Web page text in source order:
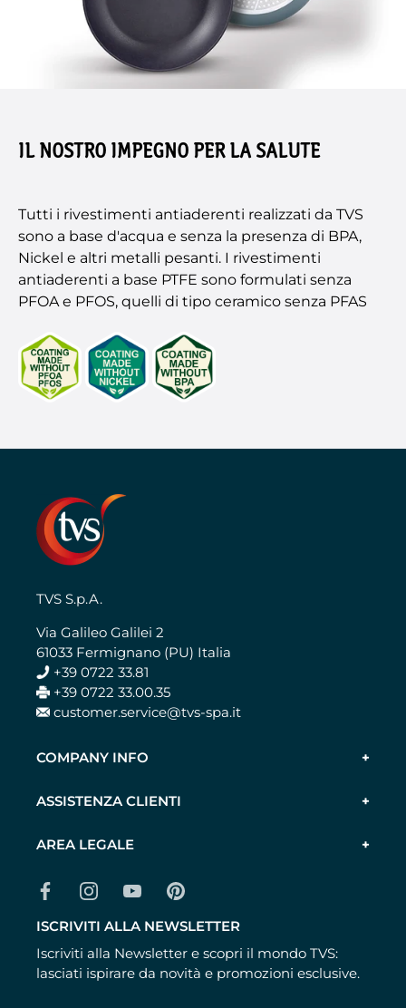
IL NOSTRO IMPEGNO PER LA SALUTE
Tutti i rivestimenti antiaderenti realizzati da TVS
sono a base d'acqua e senza la presenza di BPA,
Nickel e altri metalli pesanti. I rivestimenti
antiaderenti a base PTFE sono formulati senza
PFOA e PFOS, quelli di tipo ceramico senza PFAS
TVS S.p.A.
Via Galileo Galilei 2
61033 Fermignano (PU) Italia
+39 0722 33.81
+39 0722 33.00.35
customer.service@tvs-spa.it
COMPANY INFO
ASSISTENZA CLIENTI
AREA LEGALE
ISCRIVITI ALLA NEWSLETTER
Iscriviti alla Newsletter e scopri il mondo TVS:
lasciati ispirare da novità e promozioni esclusive.